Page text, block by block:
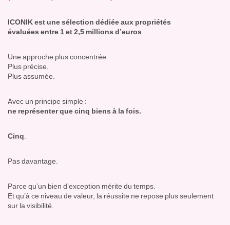
ICONIK est une sélection dédiée aux propriétés
évaluées entre 1 et 2,5 millions d’euros
Une approche plus concentrée.
Plus précise.
Plus assumée.
Avec un principe simple :
ne représenter que cinq biens à la fois.
Cinq.
Pas davantage.
Parce qu’un bien d’exception mérite du temps.
Et qu’à ce niveau de valeur, la réussite ne repose plus seulement
sur la visibilité.